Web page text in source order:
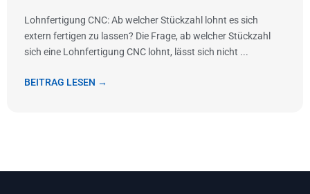
Lohnfertigung CNC: Ab welcher Stückzahl lohnt es sich
extern fertigen zu lassen? Die Frage, ab welcher Stückzahl
sich eine Lohnfertigung CNC lohnt, lässt sich nicht ...
BEITRAG LESEN →